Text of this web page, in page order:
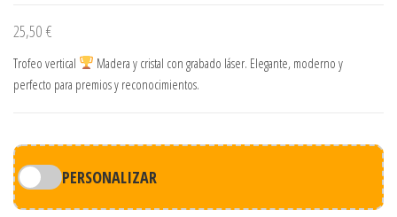
25,50 €
Trofeo vertical
Madera y cristal con grabado láser. Elegante, moderno y
perfecto para premios y reconocimientos.
PERSONALIZAR